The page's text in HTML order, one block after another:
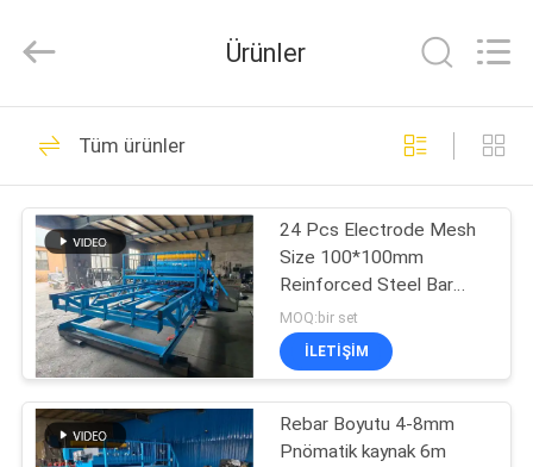
ÜRÜNLER
SG
GÖSTERISI
HAKKIMIZDA
Products
Rights
Hasır Kaynak
Makinaları
101
takviye hasır kaynak
70
Ürünler
Tüm ürünler
24 Pcs Electrode Mesh
Size 100*100mm
Reinforced Steel Bar
Mesh Welding Machine
MOQ:bir set
İLETIŞIM
Rebar Boyutu 4-8mm
Pnömatik kaynak 6m